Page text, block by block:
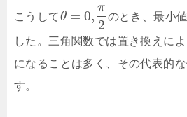
こうしてθ = 0,
π
2
のとき、最小
した。三角関数では置き換えに
になることは多く、その代表的
す。